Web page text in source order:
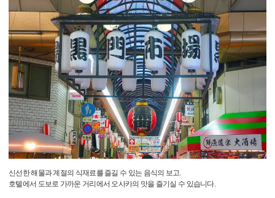
신선한 해물과 계절의 식재료를 즐길 수 있는 음식의 보고.
호텔에서 도보로 가까운 거리에서 오사카의 맛을 즐기실 수 있습니다.